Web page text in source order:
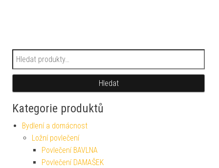
Hledat:
Hledat
Kategorie produktů
Bydlení a domácnost
Ložní povlečení
Povlečení BAVLNA
Povlečení DAMAŠEK